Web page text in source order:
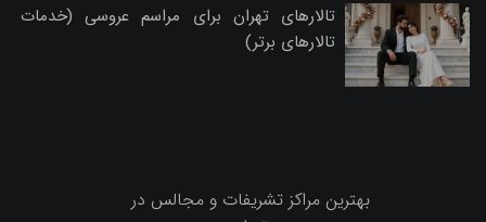
تالارهای تهران برای مراسم عروسی (خدمات
تالارهای برتر)
بهترین مراکز تشریفات و مجالس در